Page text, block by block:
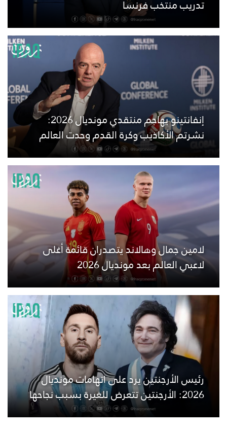
تدريب منتخب فرنسا
إنفانتينو يهاجم منتقدي مونديال 2026:
نشرتم الأكاذيب وكرة القدم وحدت العالم
لامين جمال وهالاند يتصدران قائمة أغلى
لاعبي العالم بعد مونديال 2026
رئيس الأرجنتين يرد على اتهامات مونديال
2026: الأرجنتين تتعرض للغيرة بسبب نجاحها